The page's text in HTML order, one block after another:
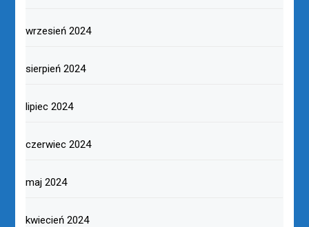
wrzesień 2024
sierpień 2024
lipiec 2024
czerwiec 2024
maj 2024
kwiecień 2024